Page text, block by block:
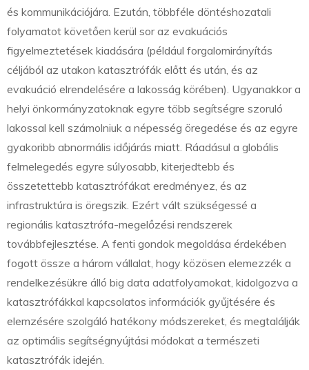
és kommunikációjára. Ezután, többféle döntéshozatali
folyamatot követően kerül sor az evakuációs
figyelmeztetések kiadására (például forgalomirányítás
céljából az utakon katasztrófák előtt és után, és az
evakuáció elrendelésére a lakosság körében). Ugyanakkor a
helyi önkormányzatoknak egyre több segítségre szoruló
lakossal kell számolniuk a népesség öregedése és az egyre
gyakoribb abnormális időjárás miatt. Ráadásul a globális
felmelegedés egyre súlyosabb, kiterjedtebb és
összetettebb katasztrófákat eredményez, és az
infrastruktúra is öregszik. Ezért vált szükségessé a
regionális katasztrófa-megelőzési rendszerek
továbbfejlesztése. A fenti gondok megoldása érdekében
fogott össze a három vállalat, hogy közösen elemezzék a
rendelkezésükre álló big data adatfolyamokat, kidolgozva a
katasztrófákkal kapcsolatos információk gyűjtésére és
elemzésére szolgáló hatékony módszereket, és megtalálják
az optimális segítségnyújtási módokat a természeti
katasztrófák idején.